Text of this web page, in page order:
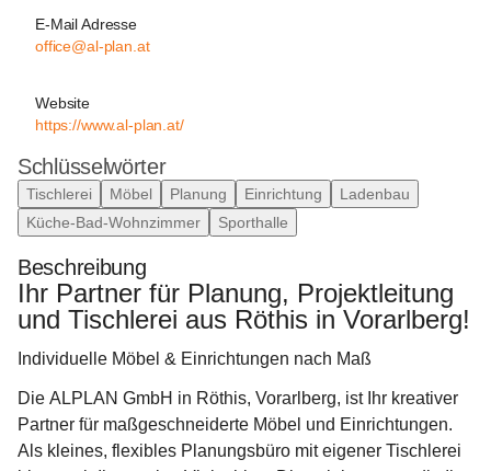
E-Mail Adresse
office@al-plan.at
Website
https://www.al-plan.at/
Schlüsselwörter
Tischlerei Möbel Planung Einrichtung
Ladenbau
Küche-Bad-Wohnzimmer
Sporthalle
Beschreibung
Ihr Partner für Planung, Projektleitung
und Tischlerei aus Röthis in Vorarlberg!
Individuelle Möbel & Einrichtungen nach Maß
Die ALPLAN GmbH in Röthis, Vorarlberg, ist Ihr kreativer
Partner für maßgeschneiderte Möbel und Einrichtungen.
Als kleines, flexibles Planungsbüro mit eigener Tischlerei